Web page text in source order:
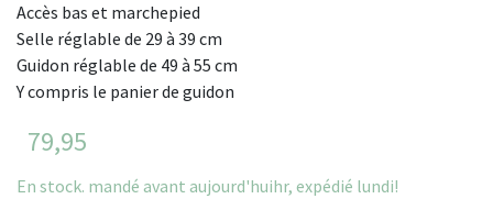
Accès bas et marchepied
Selle réglable de 29 à 39 cm
Guidon réglable de 49 à 55 cm
Y compris le panier de guidon
79,95
En stock. mandé avant aujourd'huihr, expédié lundi!